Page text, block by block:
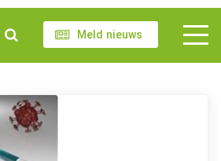
Meld nieuws